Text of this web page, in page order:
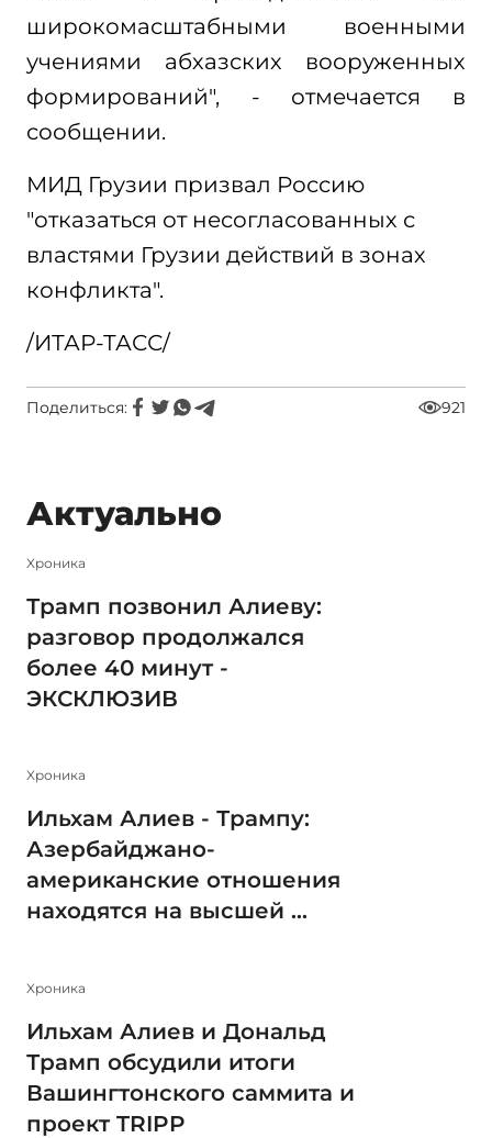
широкомасштабными военными
учениями абхазских вооруженных
формирований", - отмечается в
сообщении.
МИД Грузии призвал Россию
"отказаться от несогласованных с
властями Грузии действий в зонах
конфликта".
/ИТАР-ТАСС/
Поделиться: 921
Актуально
Xроника
Трамп позвонил Алиеву:
разговор продолжался
более 40 минут -
ЭКСКЛЮЗИВ
Xроника
Ильхам Алиев - Трампу:
Азербайджано-
американские отношения
находятся на высшей ...
Xроника
Ильхам Алиев и Дональд
Трамп обсудили итоги
Вашингтонского саммита и
проект TRIPP